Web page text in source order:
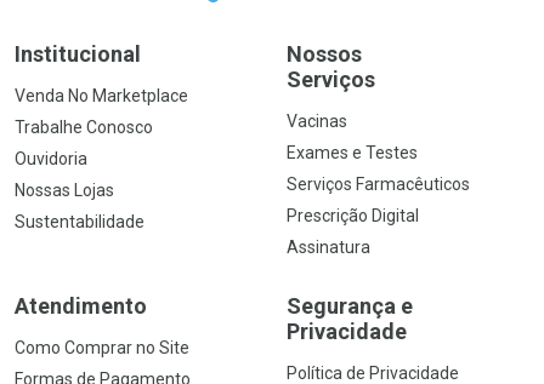
Institucional
Venda No Marketplace
Trabalhe Conosco
Ouvidoria
Nossas Lojas
Sustentabilidade
Nossos
Serviços
Vacinas
Exames e Testes
Serviços Farmacêuticos
Prescrição Digital
Assinatura
Atendimento
Como Comprar no Site
Formas de Pagamento
Segurança e
Privacidade
Política de Privacidade